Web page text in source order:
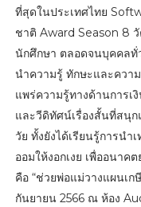
ที่สุดในประเทศไทย
ชาติ Award Season 8 วั
นักศึกษา ตลอดจนบุคคลทั่
นำความรู้ ทักษะและควา
แพร่ความรู้ทางด้านการเ
และวีดิทัศน์เรื่องสั้นที่สนุก
วัย ทั้งยังได้เรียนรู้การนำ
ออมให้งอกเงย เพื่ออนา
คือ “ช่วยพ่อแม่วางแผนเ
กันยายน 2566 ณ ห้อง